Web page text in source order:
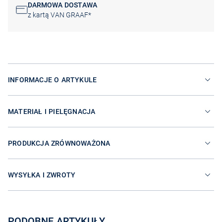
DARMOWA DOSTAWA
z kartą VAN GRAAF*
INFORMACJE O ARTYKULE
MATERIAŁ I PIELĘGNACJA
PRODUKCJA ZRÓWNOWAŻONA
WYSYŁKA I ZWROTY